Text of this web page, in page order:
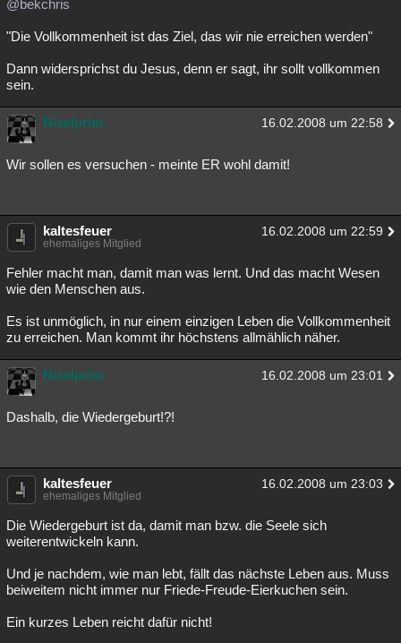
@bekchris
"Die Vollkommenheit ist das Ziel, das wir nie erreichen werden"
Dann widersprichst du Jesus, denn er sagt, ihr sollt vollkommen
sein.
Niselprim 16.02.2008 um 22:58
Wir sollen es versuchen - meinte ER wohl damit!
kaltesfeuer 16.02.2008 um 22:59
ehemaliges Mitglied
Fehler macht man, damit man was lernt. Und das macht Wesen
wie den Menschen aus.
Es ist unmöglich, in nur einem einzigen Leben die Vollkommenheit
zu erreichen. Man kommt ihr höchstens allmählich näher.
Niselprim 16.02.2008 um 23:01
Dashalb, die Wiedergeburt!?!
kaltesfeuer 16.02.2008 um 23:03
ehemaliges Mitglied
Die Wiedergeburt ist da, damit man bzw. die Seele sich
weiterentwickeln kann.
Und je nachdem, wie man lebt, fällt das nächste Leben aus. Muss
beiweitem nicht immer nur Friede-Freude-Eierkuchen sein.
Ein kurzes Leben reicht dafür nicht!